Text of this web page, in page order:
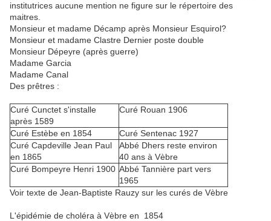
institutrices aucune mention ne figure sur le répertoire des
maitres.
Monsieur et madame Décamp après Monsieur Esquirol?
Monsieur et madame Clastre Dernier poste double
Monsieur Dépeyre (après guerre)
Madame Garcia
Madame Canal
Des prêtres :
Curé Cunctet s'installe
après 1589
Curé Rouan 1906
Curé Estèbe en 1854
Curé Sentenac 1927
Curé Capdeville Jean Paul
en 1865
Abbé Dhers reste environ
40 ans à Vèbre
Curé Bompeyre Henri 1900 Abbé Tannière part vers
1965
Voir texte de Jean-Baptiste Rauzy sur les curés de Vèbre
L'épidémie de choléra à Vèbre en 1854